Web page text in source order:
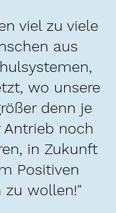
viel zu viele
aus
wo unsere
denn je
Antrieb noch
in Zukunft
Positiven
zu wollen!"